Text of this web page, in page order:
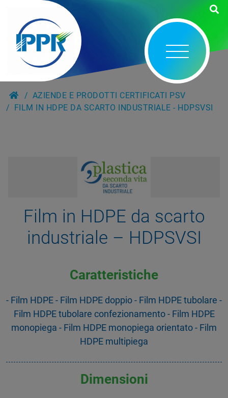
AZIENDE E PRODOTTI CERTIFICATI PSV
FILM IN HDPE DA SCARTO INDUSTRIALE - HDPSVSI
Film in HDPE da scarto
industriale – HDPSVSI
Caratteristiche
- Film HDPE - Film HDPE doppio - Film HDPE tubolare -
Film HDPE tubolare confezionamento - Film HDPE
monopiega - Film HDPE monopiega orientato - Film
HDPE multipiega
Dimensioni